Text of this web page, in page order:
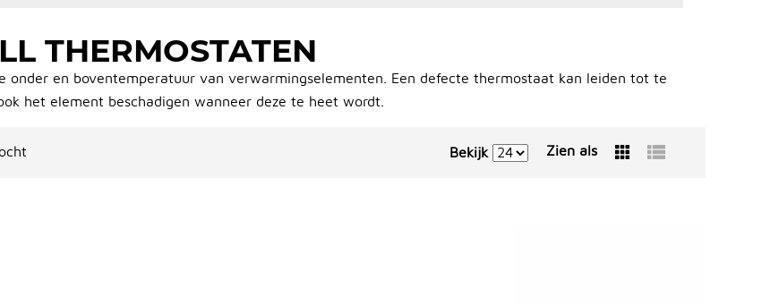
THERMOSTATEN
onder en boventemperatuur van verwarmingselementen. Een defecte thermostaat kan leiden tot te
het element beschadigen wanneer deze te heet wordt.
Bekijk Zien als